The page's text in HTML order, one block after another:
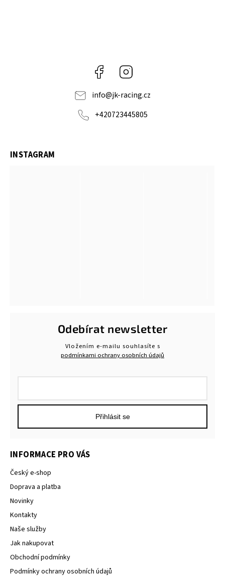
Facebook
info@jk-racing.cz
+420723445805
INSTAGRAM
INFORMACE PRO VÁS
Český e-shop
Doprava a platba
Novinky
Kontakty
Naše služby
Jak nakupovat
Obchodní podmínky
Podmínky ochrany osobních údajů
Odebírat newsletter
Vložením e-mailu souhlasíte s
podmínkami ochrany osobních údajů
Přihlásit se